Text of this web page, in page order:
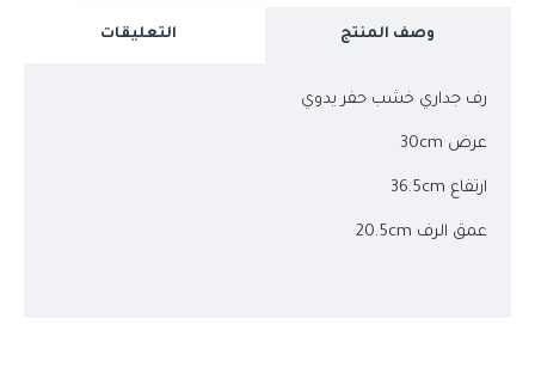
وصف المنتج التعليقات
رف جداري خشب حفر يدوي
عرض 30cm
ارتفاع 36.5cm
عمق الرف 20.5cm